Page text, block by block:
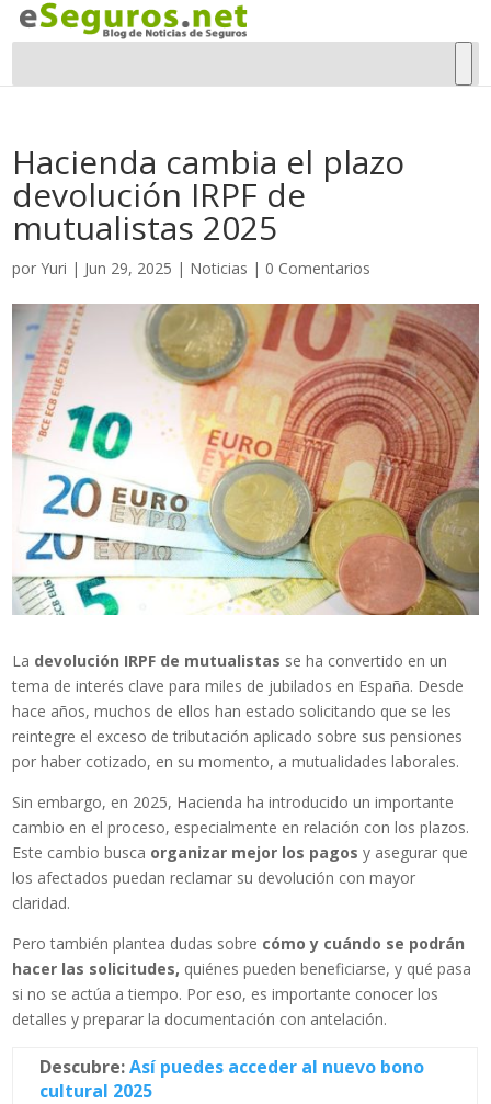
Hacienda cambia el plazo
devolución IRPF de
mutualistas 2025
porYuri | Jun 29, 2025 | Noticias | 0 Comentarios
La devolución IRPF de mutualistas se ha convertido en un
tema de interés clave para miles de jubilados en España. Desde
hace años, muchos de ellos han estado solicitando que se les
reintegre el exceso de tributación aplicado sobre sus pensiones
por haber cotizado, en su momento, a mutualidades laborales.
Sin embargo, en 2025, Hacienda ha introducido un importante
cambio en el proceso, especialmente en relación con los plazos.
Este cambio busca organizar mejor los pagos y asegurar que
los afectados puedan reclamar su devolución con mayor
claridad.
Pero también plantea dudas sobre cómo y cuándo se podrán
hacer las solicitudes, quiénes pueden beneficiarse, y qué pasa
si no se actúa a tiempo. Por eso, es importante conocer los
detalles y preparar la documentación con antelación.
Descubre:Así puedes acceder al nuevo bono
cultural 2025